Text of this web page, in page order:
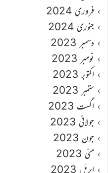
فروری 2024
جنوری 2024
دسمبر 2023
نومبر 2023
اکتوبر 2023
ستمبر 2023
اگست 2023
جولائی 2023
جون 2023
مئی 2023
اپریل 2023